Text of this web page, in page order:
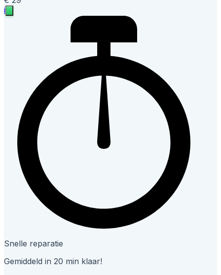
i
Snelle reparatie
Gemiddeld in 20 min klaar!